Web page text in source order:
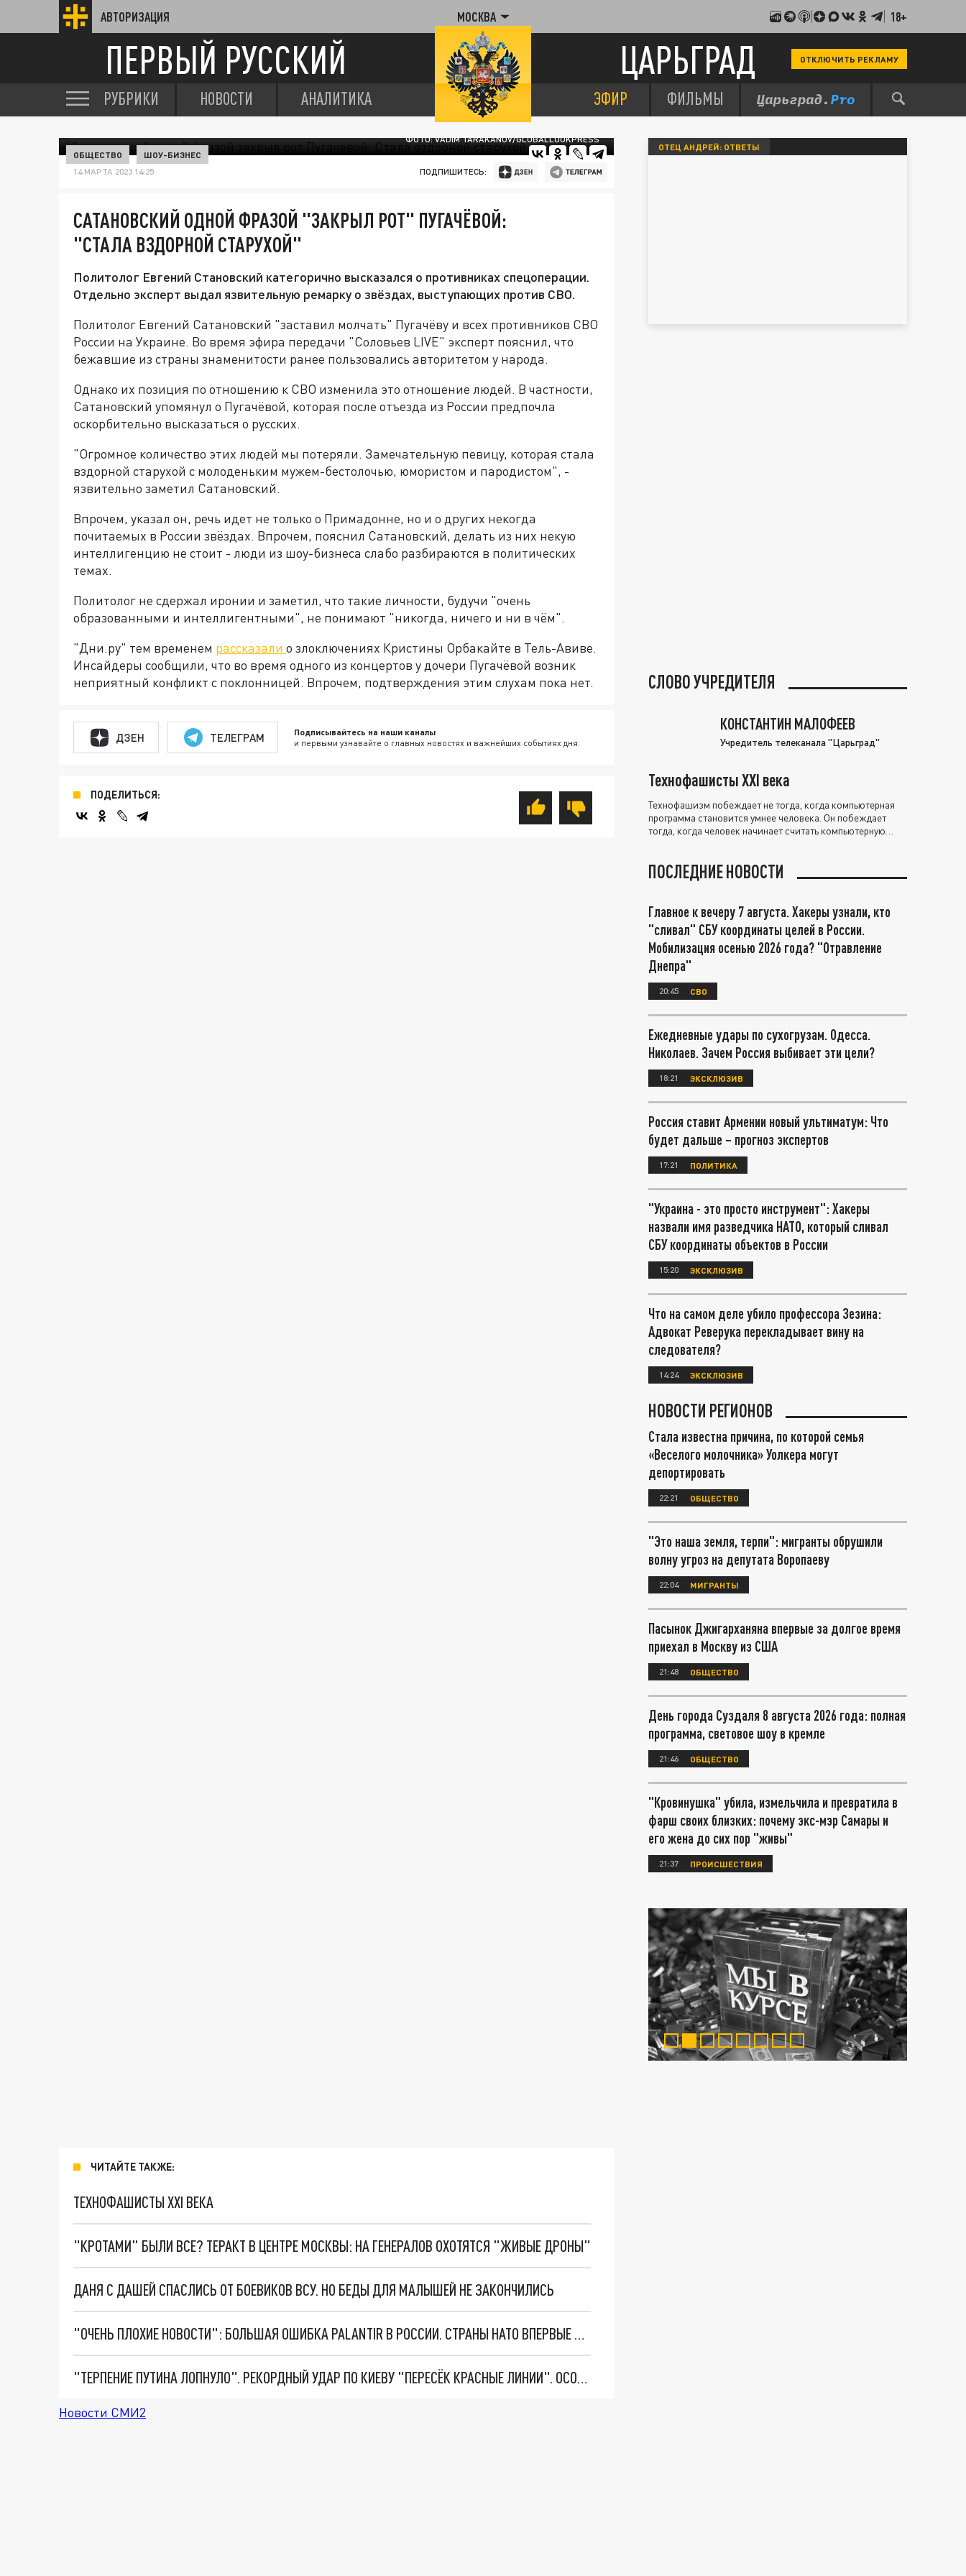
АВТОРИЗАЦИЯ МОСКВА 18+
ПЕРВЫЙ РУССКИЙ ЦАРЬГРАД ОТКЛЮЧИТЬ РЕКЛАМУ
РУБРИКИ НОВОСТИ АНАЛИТИКА ЭФИР ФИЛЬМЫ
ФОТО: VADIM TARAKANOV/GLOBALLOOKPRESS
ОБЩЕСТВО ШОУ-БИЗНЕС
14 МАРТА 2023 14:25 ПОДПИШИТЕСЬ:
САТАНОВСКИЙ ОДНОЙ ФРАЗОЙ "ЗАКРЫЛ РОТ" ПУГАЧЁВОЙ:
"СТАЛА ВЗДОРНОЙ СТАРУХОЙ"
Политолог Евгений Становский категорично высказался о противниках спецоперации.
Отдельно эксперт выдал язвительную ремарку о звёздах, выступающих против СВО.
Политолог Евгений Сатановский "заставил молчать" Пугачёву и всех противников СВО
России на Украине. Во время эфира передачи "Соловьев LIVE" эксперт пояснил, что
бежавшие из страны знаменитости ранее пользовались авторитетом у народа.
Однако их позиция по отношению к СВО изменила это отношение людей. В частности,
Сатановский упомянул о Пугачёвой, которая после отъезда из России предпочла
оскорбительно высказаться о русских.
"Огромное количество этих людей мы потеряли. Замечательную певицу, которая стала
вздорной старухой с молоденьким мужем-бестолочью, юмористом и пародистом", -
язвительно заметил Сатановский.
Впрочем, указал он, речь идет не только о Примадонне, но и о других некогда
почитаемых в России звёздах. Впрочем, пояснил Сатановский, делать из них некую
интеллигенцию не стоит - люди из шоу-бизнеса слабо разбираются в политических
темах.
Политолог не сдержал иронии и заметил, что такие личности, будучи "очень
образованными и интеллигентными", не понимают "никогда, ничего и ни в чём".
"Дни.ру" тем временем рассказали о злоключениях Кристины Орбакайте в Тель-Авиве.
Инсайдеры сообщили, что во время одного из концертов у дочери Пугачёвой возник
неприятный конфликт с поклонницей. Впрочем, подтверждения этим слухам пока нет.
ДЗЕН ТЕЛЕГРАМ Подписывайтесь на наши каналы
и первыми узнавайте о главных новостях и важнейших событиях дня.
ПОДЕЛИТЬСЯ:
ЧИТАЙТЕ ТАКЖЕ:
ТЕХНОФАШИСТЫ XXI ВЕКА
"КРОТАМИ" БЫЛИ ВСЕ? ТЕРАКТ В ЦЕНТРЕ МОСКВЫ: НА ГЕНЕРАЛОВ ОХОТЯТСЯ "ЖИВЫЕ ДРОНЫ"
ДАНЯ С ДАШЕЙ СПАСЛИСЬ ОТ БОЕВИКОВ ВСУ. НО БЕДЫ ДЛЯ МАЛЫШЕЙ НЕ ЗАКОНЧИЛИСЬ
"ОЧЕНЬ ПЛОХИЕ НОВОСТИ": БОЛЬШАЯ ОШИБКА PALANTIR В РОССИИ. СТРАНЫ НАТО ВПЕРВЫЕ ЗА СВО ОСТАНОВИЛИ ПОСТАВКИ ОРУЖИЯ. ВСУ ТЕРЯЮТ ПРИГРАНИЧЬЕ?
"ТЕРПЕНИЕ ПУТИНА ЛОПНУЛО". РЕКОРДНЫЙ УДАР ПО КИЕВУ "ПЕРЕСЁК КРАСНЫЕ ЛИНИИ". ОСОБЫЕ СПЕЦЫ КНДР НА ЛБС? ТАЙНЫЕ ПЕРЕГОВОРЫ ЕВРОПЫ И МОСКВЫ
Новости СМИ2
ОТЕЦ АНДРЕЙ: ОТВЕТЫ
СЛОВО УЧРЕДИТЕЛЯ
КОНСТАНТИН МАЛОФЕЕВ
Учредитель телеканала "Царьград"
Технофашисты XXI века
Технофашизм побеждает не тогда, когда компьютерная
программа становится умнее человека. Он побеждает
тогда, когда человек начинает считать компьютерную
ПОСЛЕДНИЕ НОВОСТИ
Главное к вечеру 7 августа. Хакеры узнали, кто
"сливал" СБУ координаты целей в России.
Мобилизация осенью 2026 года? "Отравление
Днепра"
20:45 СВО
Ежедневные удары по сухогрузам. Одесса.
Николаев. Зачем Россия выбивает эти цели?
18:21 ЭКСКЛЮЗИВ
Россия ставит Армении новый ультиматум: Что
будет дальше – прогноз экспертов
17:21 ПОЛИТИКА
"Украина - это просто инструмент": Хакеры
назвали имя разведчика НАТО, который сливал
СБУ координаты объектов в России
15:20 ЭКСКЛЮЗИВ
Что на самом деле убило профессора Зезина:
Адвокат Реверука перекладывает вину на
следователя?
14:24 ЭКСКЛЮЗИВ
НОВОСТИ РЕГИОНОВ
Стала известна причина, по которой семья
«Веселого молочника» Уолкера могут
депортировать
22:21 ОБЩЕСТВО
"Это наша земля, терпи": мигранты обрушили
волну угроз на депутата Воропаеву
22:04 МИГРАНТЫ
Пасынок Джигарханяна впервые за долгое время
приехал в Москву из США
21:48 ОБЩЕСТВО
День города Суздаля 8 августа 2026 года: полная
программа, световое шоу в кремле
21:46 ОБЩЕСТВО
"Кровинушка" убила, измельчила и превратила в
фарш своих близких: почему экс-мэр Самары и
его жена до сих пор "живы"
21:37 ПРОИСШЕСТВИЯ